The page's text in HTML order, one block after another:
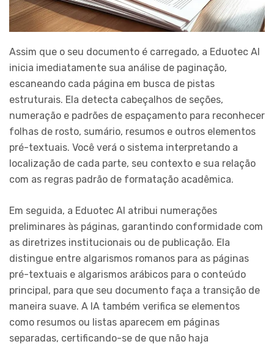
Assim que o seu documento é carregado, a Eduotec AI
inicia imediatamente sua análise de paginação,
escaneando cada página em busca de pistas
estruturais. Ela detecta cabeçalhos de seções,
numeração e padrões de espaçamento para reconhecer
folhas de rosto, sumário, resumos e outros elementos
pré-textuais. Você verá o sistema interpretando a
localização de cada parte, seu contexto e sua relação
com as regras padrão de formatação acadêmica.
Em seguida, a Eduotec AI atribui numerações
preliminares às páginas, garantindo conformidade com
as diretrizes institucionais ou de publicação. Ela
distingue entre algarismos romanos para as páginas
pré-textuais e algarismos arábicos para o conteúdo
principal, para que seu documento faça a transição de
maneira suave. A IA também verifica se elementos
como resumos ou listas aparecem em páginas
separadas, certificando-se de que não haja